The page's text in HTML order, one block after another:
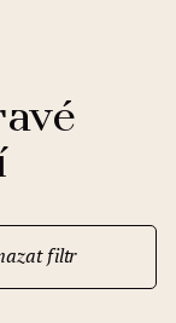
filtr